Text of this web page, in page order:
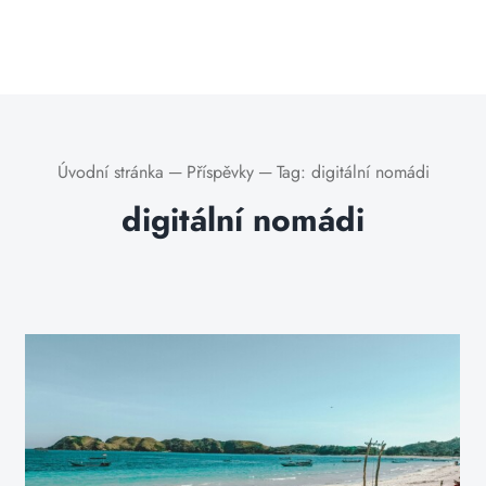
Úvodní stránka ─ Příspěvky ─ Tag: digitální nomádi
digitální nomádi